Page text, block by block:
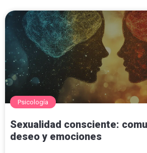
Psicología
Sexualidad consciente:
deseo y emociones